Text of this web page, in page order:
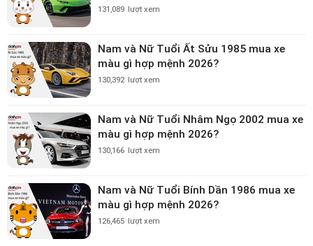
131,089 lượt xem
Nam và Nữ Tuổi Ất Sửu 1985 mua xe
màu gì hợp mệnh 2026?
130,392 lượt xem
Nam và Nữ Tuổi Nhâm Ngọ 2002 mua xe
màu gì hợp mệnh 2026?
130,166 lượt xem
Nam và Nữ Tuổi Bính Dần 1986 mua xe
màu gì hợp mệnh 2026?
126,465 lượt xem